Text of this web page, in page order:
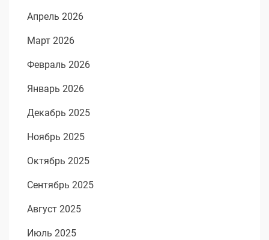
Апрель 2026
Март 2026
Февраль 2026
Январь 2026
Декабрь 2025
Ноябрь 2025
Октябрь 2025
Сентябрь 2025
Август 2025
Июль 2025